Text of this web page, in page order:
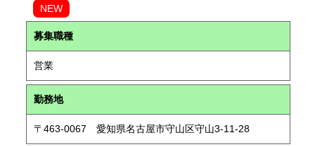
NEW
募集職種
営業
勤務地
〒463-0067 愛知県名古屋市守山区守山3-11-28